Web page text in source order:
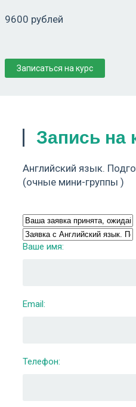
9600 рублей
Записаться на курс
Запись на
Английский язык.
(очные мини-группы )
Ваше имя:
Email:
Телефон: